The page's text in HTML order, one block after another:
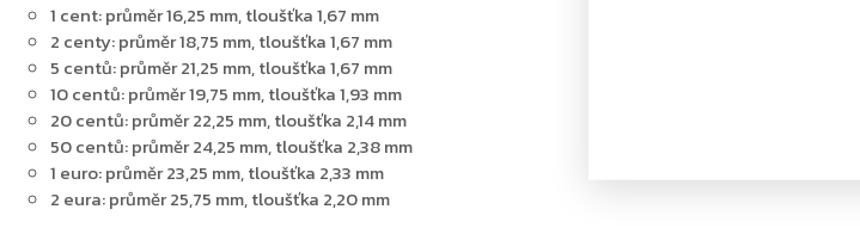
1 cent: průměr 16,25 mm, tloušťka 1,67 mm
2 centy: průměr 18,75 mm, tloušťka 1,67 mm
5 centů: průměr 21,25 mm, tloušťka 1,67 mm
10 centů: průměr 19,75 mm, tloušťka 1,93 mm
20 centů: průměr 22,25 mm, tloušťka 2,14 mm
50 centů: průměr 24,25 mm, tloušťka 2,38 mm
1 euro: průměr 23,25 mm, tloušťka 2,33 mm
2 eura: průměr 25,75 mm, tloušťka 2,20 mm